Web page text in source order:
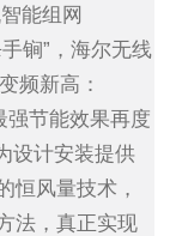
能组网
锏”，海尔无线
频新高：
强节能效果再度
设计安装提供
恒风量技术，
法，真正实现